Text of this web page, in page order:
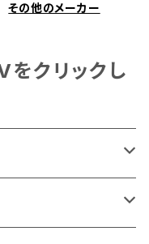
その他のメーカー
クリックし